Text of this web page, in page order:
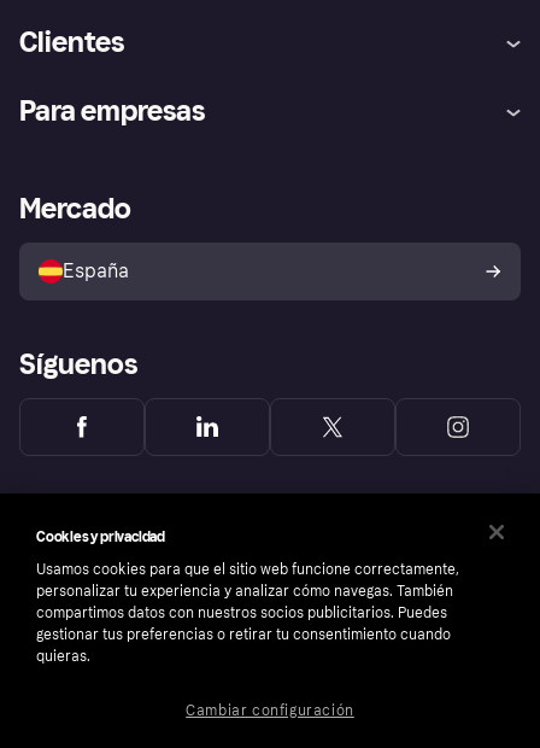
Clientes
Inicio de sesión
Directorio de tiendas
Política de protección al
comprador de Klarna
Reclamaciones
Para empresas
Acceso empresas
Mercado
España
Síguenos
Cookies y privacidad
Usamos cookies para que el sitio web funcione correctamente,
personalizar tu experiencia y analizar cómo navegas. También
compartimos datos con nuestros socios publicitarios. Puedes
gestionar tus preferencias o retirar tu consentimiento cuando
quieras.
Cambiar configuración